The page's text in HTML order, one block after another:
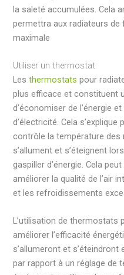
la saleté accumulées. Cela
permettra aux radiateurs
maximale
Utiliser un thermostat
Lesthermostatspour
plus efficace et constituent
d’économiser de l’énergie
d’électricité. Cela
contrôle la température des
s’allument et s’éteignent
gaspiller d’énergie. Cela
améliorer la qualité de l’air
et les refroidissements
L’utilisation de thermostats
améliorer l’efficacité
s’allumeront et
par rapport à un réglage de